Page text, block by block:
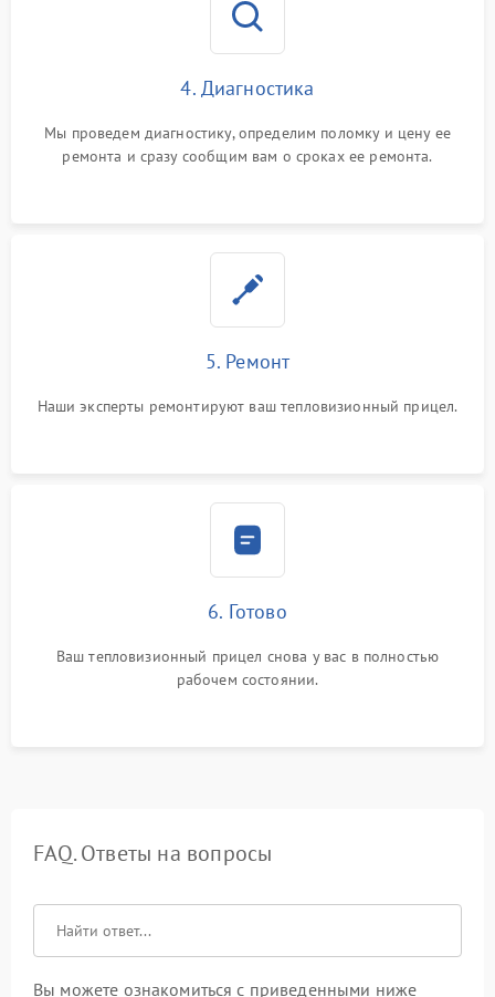
4. Диагностика
Мы проведем диагностику, определим поломку и цену ее
ремонта и сразу сообщим вам о сроках ее ремонта.
5. Ремонт
Наши эксперты ремонтируют ваш тепловизионный прицел.
6. Готово
Ваш тепловизионный прицел снова у вас в полностью
рабочем состоянии.
FAQ. Ответы на вопросы
Вы можете ознакомиться с приведенными ниже